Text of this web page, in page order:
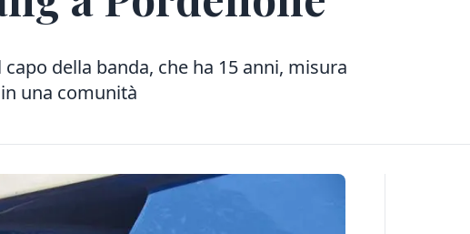
della banda, che ha 15 anni, misura
una comunità